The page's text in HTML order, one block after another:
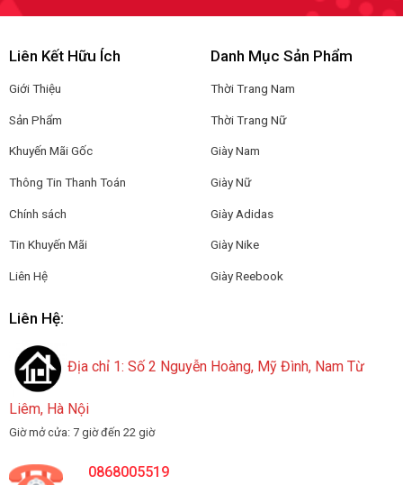
Liên Kết Hữu Ích
Giới Thiệu
Sản Phẩm
Khuyến Mãi Gốc
Thông Tin Thanh Toán
Chính sách
Tin Khuyến Mãi
Liên Hệ
Danh Mục Sản Phẩm
Thời Trang Nam
Thời Trang Nữ
Giày Nam
Giày Nữ
Giày Adidas
Giày Nike
Giày Reebook
Liên Hệ:
Địa chỉ 1: Số 2 Nguyễn Hoàng, Mỹ Đình, Nam Từ
Liêm, Hà Nội
Giờ mở cửa: 7 giờ đến 22 giờ
0868005519